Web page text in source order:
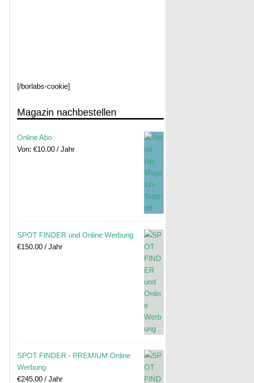
[/borlabs-cookie]
Magazin nachbestellen
Online Abo
Von: €10.00 / Jahr
SPOT FINDER und Online Werbung
€150.00 / Jahr
SPOT FINDER - PREMIUM Online
Werbung
€245.00 / Jahr